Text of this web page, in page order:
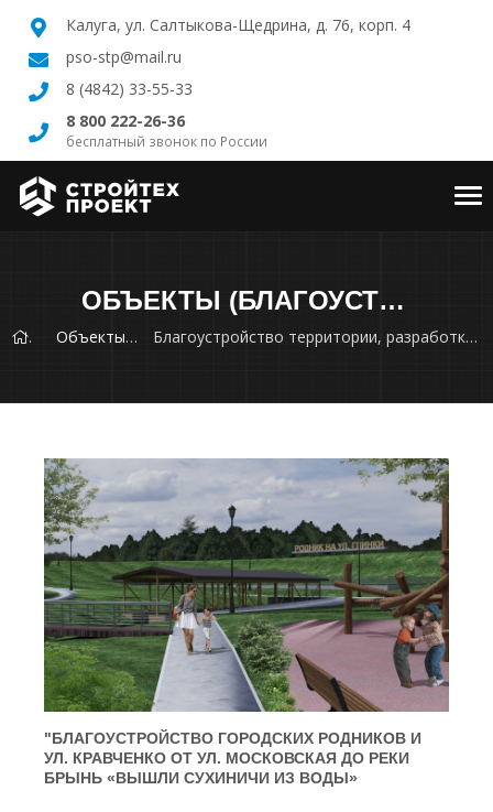
Калуга, ул. Салтыкова-Щедрина, д. 76, корп. 4
pso-stp@mail.ru
8 (4842) 33-55-33
8 800 222-26-36
бесплатный звонок по России
ОБЪЕКТЫ (БЛАГОУСТРОЙСТВО ТЕРРИТОРИИ, РАЗРАБОТКА ПРОЕКТОВ ПЛАНИРОВОК ТЕРРИТОРИЙ И ГЕНЕРАЛЬНЫХ ПЛАНОВ)
Объекты Благоустройство территории, разработка проектов планировок территорий и генеральных планов
"БЛАГОУСТРОЙСТВО ГОРОДСКИХ РОДНИКОВ И
УЛ. КРАВЧЕНКО ОТ УЛ. МОСКОВСКАЯ ДО РЕКИ
БРЫНЬ «ВЫШЛИ СУХИНИЧИ ИЗ ВОДЫ»